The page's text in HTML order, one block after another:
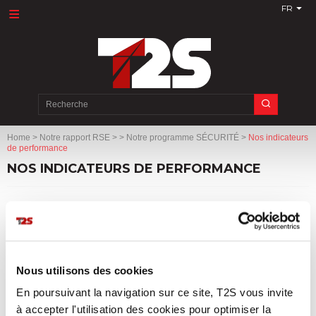
Nous utilisons des cookies
En poursuivant la navigation sur ce site, T2S vous invite
à accepter l'utilisation des cookies pour optimiser la
FR
Search
for:
Home > Notre rapport RSE > > Notre programme SÉCURITÉ > Nos indicateurs
de performance
NOS INDICATEURS DE PERFORMANCE
Destableaux de bord
en matière de santé et sécurité, sont mis
évaluée de façon régulière.
Letaux de conformité réglementaire
relatif en santé et sécurité
au travail est mesuré.